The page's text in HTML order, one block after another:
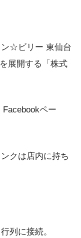
☆ビリー 東仙台
展開する「株式
ペー
クは店内に持ち
列に接続。